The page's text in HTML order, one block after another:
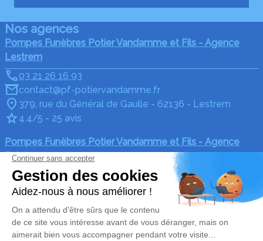
Nos agences
Pompes Funèbres Potier Vandamme et Fils - Agence
Lestrem
03 21 26 16 93
contact@pf-potiervandamme.fr
379, rue du Général de Gaulle - 62136 - Lestrem
4.4/5 - 25 avis
Pompes Funèbres Potier Vandamme et Fils - Agence
Estaires
03 28 41 38 42
contact@pf-potiervandamme.fr
164, rue de Merville - 59940 - Estaires
4.2/5 - 10 avis
Nos Services Liens utiles